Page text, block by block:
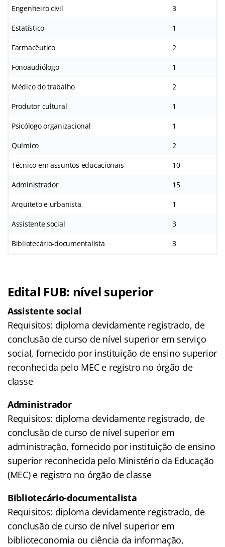
Engenheiro civil 3
Estatístico 1
Farmacêutico 2
Fonoaudiólogo 1
Médico do trabalho 2
Produtor cultural 1
Psicólogo organizacional 1
Químico 2
Técnico em assuntos educacionais 10
Administrador 15
Arquiteto e urbanista 1
Assistente social 3
Bibliotecário-documentalista 3
Edital FUB: nível superior
Assistente social
Requisitos: diploma devidamente registrado, de
conclusão de curso de nível superior em serviço
social, fornecido por instituição de ensino superior
reconhecida pelo MEC e registro no órgão de
classe
Administrador
Requisitos: diploma devidamente registrado, de
conclusão de curso de nível superior em
administração, fornecido por instituição de ensino
superior reconhecida pelo Ministério da Educação
(MEC) e registro no órgão de classe
Bibliotecário-documentalista
Requisitos: diploma devidamente registrado, de
conclusão de curso de nível superior em
biblioteconomia ou ciência da informação,